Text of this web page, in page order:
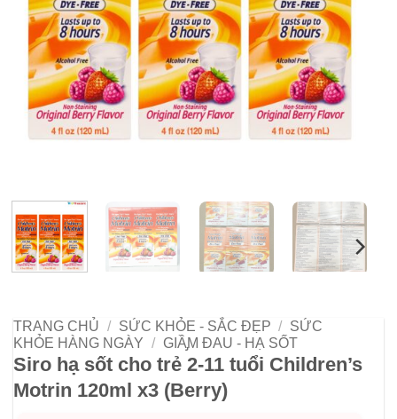
TRANG CHỦ / SỨC KHỎE - SẮC ĐẸP / SỨC
KHỎE HÀNG NGÀY / GIẦ̡M ĐAU - HẠ SỐT
Siro hạ sốt cho trẻ 2-11 tuổi Children’s
Motrin 120ml x3 (Berry)